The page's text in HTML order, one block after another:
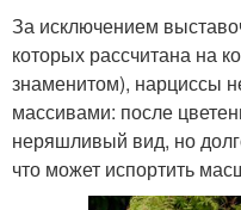
За исключением
которых рассчитана на
знаменитом), нарциссы
массивами: после
неряшливый вид, но
что может испортить